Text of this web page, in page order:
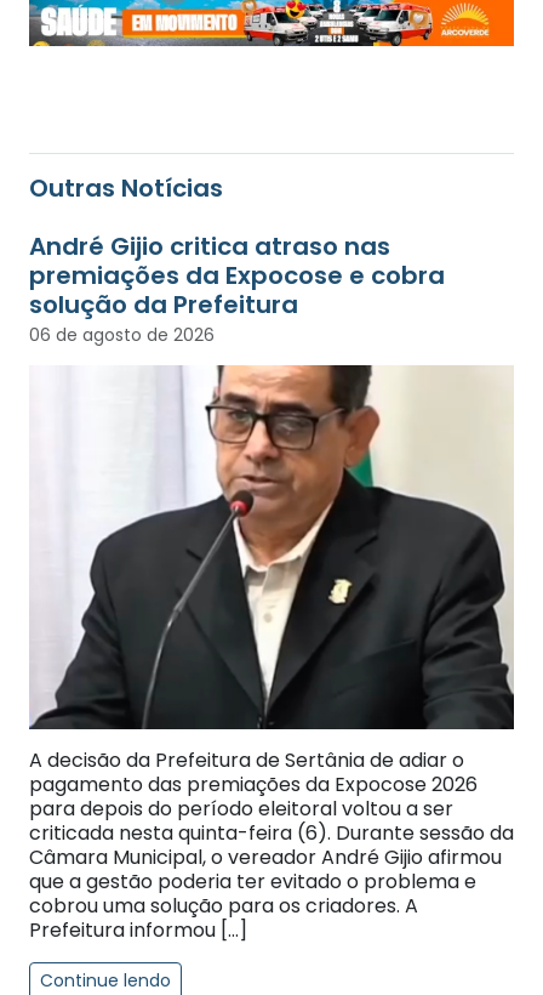
Outras Notícias
André Gijio critica atraso nas
premiações da Expocose e cobra
solução da Prefeitura
06 de agosto de 2026
A decisão da Prefeitura de Sertânia de adiar o
pagamento das premiações da Expocose 2026
para depois do período eleitoral voltou a ser
criticada nesta quinta-feira (6). Durante sessão da
Câmara Municipal, o vereador André Gijio afirmou
que a gestão poderia ter evitado o problema e
cobrou uma solução para os criadores. A
Prefeitura informou […]
Continue lendo